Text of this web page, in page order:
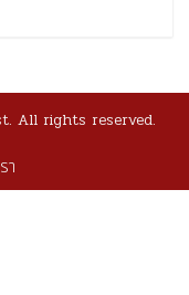
All rights reserved.
า